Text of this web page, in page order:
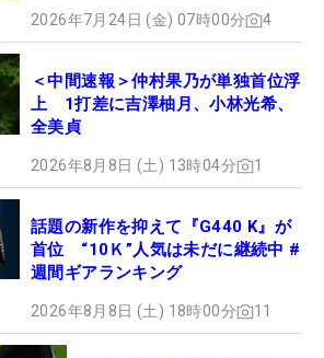
2026年7月24日 (金) 07時00分 4
＜中間速報＞仲村果乃が単独首位浮
上 1打差に吉澤柚月、小林光希、
全美貞
2026年8月8日 (土) 13時04分 1
話題の新作を抑えて『G440 K』が
首位 “10Ｋ”人気は未だに継続中 #
週間ギアランキング
2026年8月8日 (土) 18時00分 11